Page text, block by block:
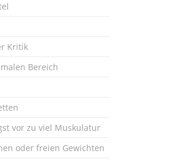
Kritik
Bereich
vor zu viel Muskulatur
oder freien Gewichten